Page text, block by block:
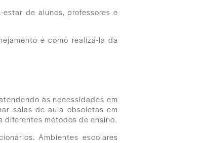
de alunos, professores e
e como realizá-la da
às necessidades em
salas de aula obsoletas em
diferentes métodos de ensino.
Ambientes escolares